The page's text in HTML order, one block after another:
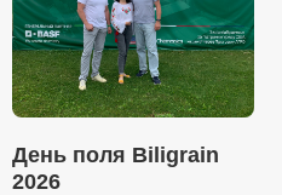
День поля Biligrain
2026